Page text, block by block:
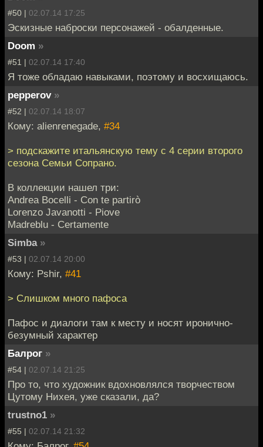
#50 | 02.07.14 17:25
Эскизные наброски персонажей - обалденные.
Doom »
#51 | 02.07.14 17:40
Я тоже обладаю навыками, поэтому и восхищаюсь.
pepperov »
#52 | 02.07.14 18:07
Кому: alienrenegade, #34
> подскажите итальянскую тему с 4 серии второго
сезона Семьи Сопрано.
В коллекции нашел три:
Andrea Bocelli - Con te partirò
Lorenzo Javanotti - Piove
Madreblu - Certamente
Simba »
#53 | 02.07.14 20:00
Кому: Pshir, #41
> Слишком много пафоса
Пафос и диалоги там к месту и носят иронично-
безумный характер
Балрог »
#54 | 02.07.14 21:25
Про то, что художник вдохновлялся творчеством
Цутому Нихея, уже сказали, да?
trustno1 »
#55 | 02.07.14 21:32